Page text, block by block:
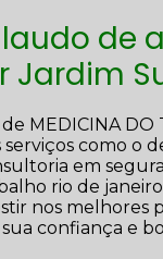
de
MEDICINA DO
como o
em
rio de
nos melhores
confiança e